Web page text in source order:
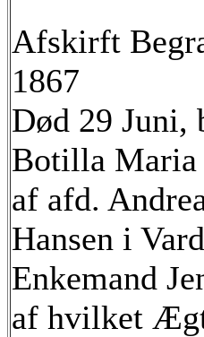
Afskirft
1867
Død 29 Juni,
Botilla Maria
af afd.
Hansen i
Enkemand
af hvilket